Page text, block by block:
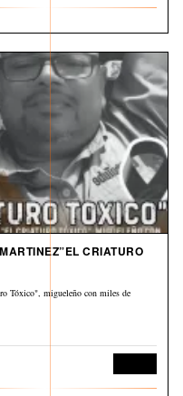
CRIATURO
Tóxico", migueleño con miles de